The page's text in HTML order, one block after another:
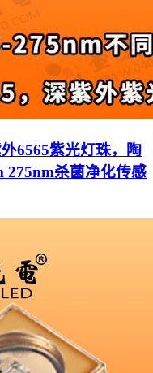
6565紫光灯珠，陶
275nm杀菌净化传感